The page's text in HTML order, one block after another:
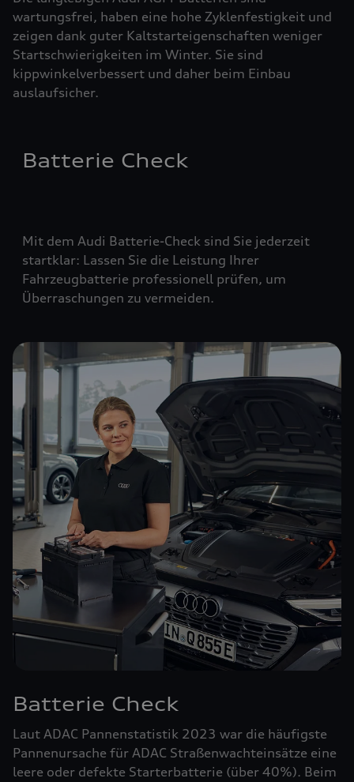
wartungsfrei, haben eine hohe Zyklenfestigkeit und
zeigen dank guter Kaltstarteigenschaften weniger
Startschwierigkeiten im Winter. Sie sind
kippwinkelverbessert und daher beim Einbau
auslaufsicher.
Batterie Check
Mit dem Audi Batterie-Check sind Sie jederzeit
startklar: Lassen Sie die Leistung Ihrer
Fahrzeugbatterie professionell prüfen, um
Überraschungen zu vermeiden.
Batterie Check
Laut ADAC Pannenstatistik 2023 war die häufigste
Pannenursache für ADAC Straßenwachteinsätze eine
leere oder defekte Starterbatterie (über 40%). Beim